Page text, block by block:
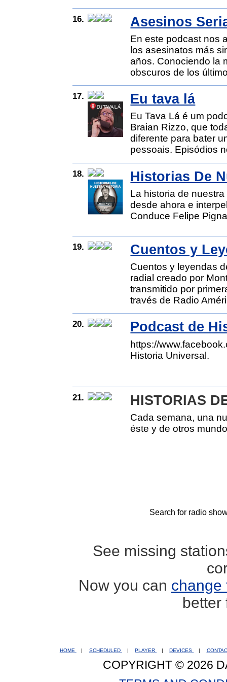
16. Asesinos
En este podcast nos
los asesinatos más
años. Conociendo la
obscuros de los
17. Eu tava lá
Eu Tava Lá é um
Braian Rizzo, que
diferente para bater
pessoais. Episódios
18. Historias De
La historia de
desde ahora e
Conduce Felipe
19. Cuentos y
Cuentos y leyendas
radial creado por
transmitido por
través de Radio
20. Podcast de
https://
Historia Universal.
21. HISTORIAS
Cada semana, una
éste y de otros
Search for radio
See missing
Now you can change
better
HOME SCHEDULED PLAYER DEVICES
COPYRIGHT © 2026